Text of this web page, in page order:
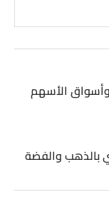
الأسهم
بالذهب والفضة